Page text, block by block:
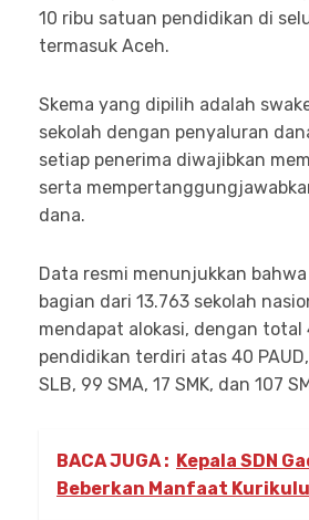
10 ribu satuan pendidikan di
termasuk Aceh.
Skema yang dipilih adalah
sekolah dengan penyaluran
setiap penerima diwajibkan
serta
dana.
Data resmi menunjukkan
bagian dari 13.763 sekolah
mendapat alokasi, dengan total
pendidikan terdiri atas 40 PAUD,
SLB, 99 SMA, 17 SMK, dan 107
BACA JUGA : Kepala SDN
Beberkan Manfaat